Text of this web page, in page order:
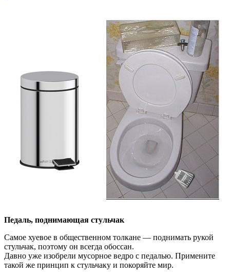
Педаль, поднимающая стульчак
Самое хуевое в общественном толкане — поднимать рукой
стульчак, поэтому он всегда обоссан.
Давно уже изобрели мусорное ведро с педалью. Примените
такой же принцип к стульчаку и покоряйте мир.